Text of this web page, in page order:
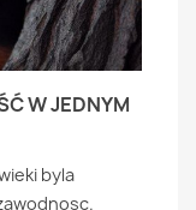
W JEDNYM
byla